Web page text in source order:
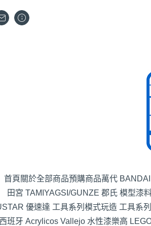
首頁 關於全部商品預購商品萬代
田宮 TAMIYAGSI/GUNZE 郡氏 模型漆
優速達 工具系列 模式玩造 工具系列
西班牙 Acrylicos Vallejo 水性漆樂高